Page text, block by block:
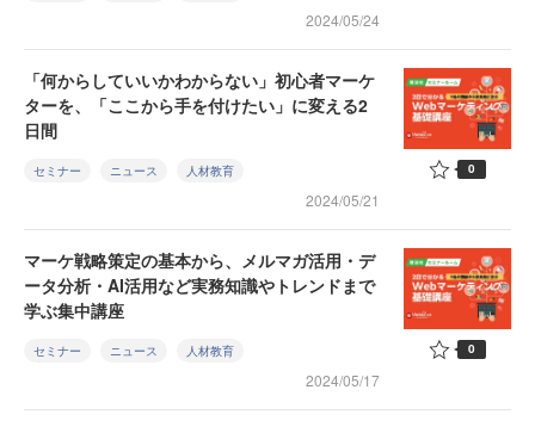
2024/05/24
「何からしていいかわからない」初心者マーケ
ターを、「ここから手を付けたい」に変える2
日間
セミナー ニュース 人材教育
2024/05/21
0
マーケ戦略策定の基本から、メルマガ活用・デ
ータ分析・AI活用など実務知識やトレンドまで
学ぶ集中講座
セミナー ニュース 人材教育
2024/05/17
0